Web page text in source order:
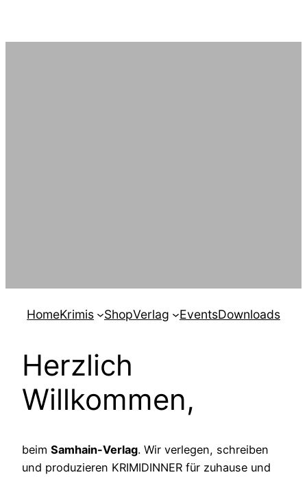
HomeKrimis ShopVerlag EventsDownloads
Herzlich
Willkommen,
beim Samhain-Verlag. Wir verlegen, schreiben
und produzieren KRIMIDINNER für zuhause und